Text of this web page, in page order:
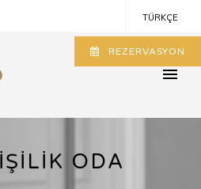
TÜRKÇE
İNGİLİZCE
REZERVASYON
ODA